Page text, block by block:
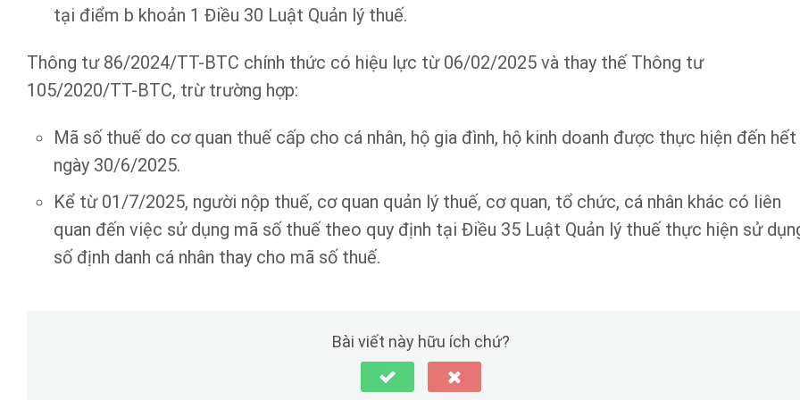
tại điểm b khoản 1 Điều 30 Luật Quản lý thuế.
Thông tư 86/2024/TT-BTC chính thức có hiệu lực từ 06/02/2025 và thay thế Thông tư
105/2020/TT-BTC, trừ trường hợp:
Mã số thuế do cơ quan thuế cấp cho cá nhân, hộ gia đình, hộ kinh doanh được thực hiện đến hết
ngày 30/6/2025.
Kể từ 01/7/2025, người nộp thuế, cơ quan quản lý thuế, cơ quan, tổ chức, cá nhân khác có liên
quan đến việc sử dụng mã số thuế theo quy định tại Điều 35 Luật Quản lý thuế thực hiện sử
số định danh cá nhân thay cho mã số thuế.
Bài viết này hữu ích chứ?